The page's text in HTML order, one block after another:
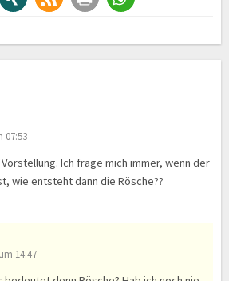
07:53
Ich frage mich immer, wenn der
wie entsteht dann die Rösche??
14:47